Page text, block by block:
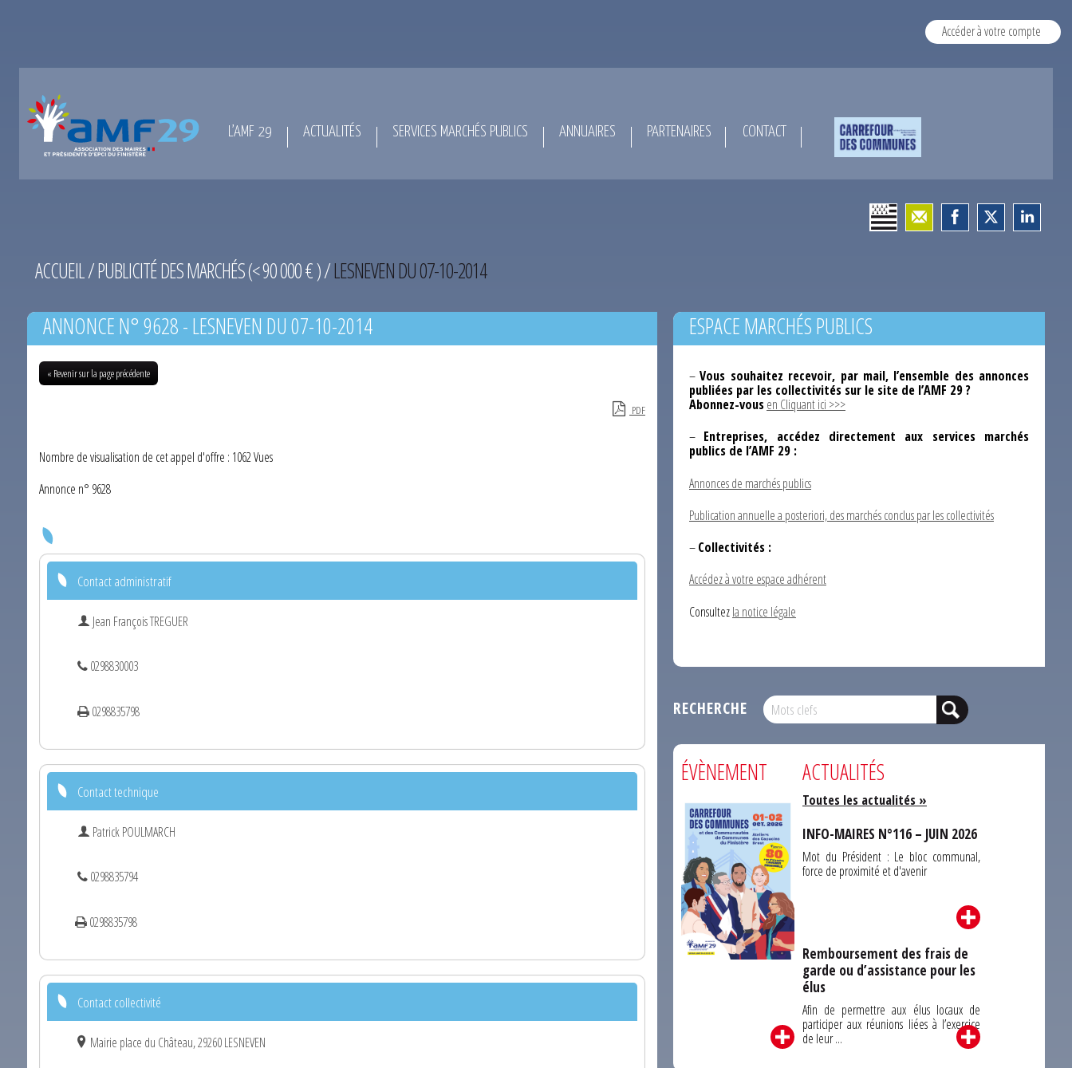
Accéder à votre compte
L’AMF 29 ACTUALITÉS SERVICES MARCHÉS PUBLICS ANNUAIRES PARTENAIRES CONTACT
ACCUEIL/PUBLICITÉ DES MARCHÉS (< 90 000 € )/LESNEVEN DU 07-10-2014
ANNONCE N° 9628 - LESNEVEN DU 07-10-2014
« Revenir sur la page précédente
PDF
Nombre de visualisation de cet appel d'offre : 1062 Vues
Annonce n° 9628
Contact administratif
Jean François TREGUER
0298830003
0298835798
Contact technique
Patrick POULMARCH
0298835794
0298835798
Contact collectivité
Mairie place du Château, 29260 LESNEVEN
ESPACE MARCHÉS PUBLICS
–Vous souhaitez recevoir, par mail, l’ensemble des annonces
publiées par les collectivités sur le site de l’AMF 29 ?
Abonnez-vousen Cliquant ici >>>
– Entreprises, accédez directement aux services marchés
publics de l’AMF 29 :
Annonces de marchés publics
Publication annuelle a posteriori, des marchés conclus par les collectivités
–Collectivités :
Accédez à votre espace adhérent
Consultezla notice légale
RECHERCHE
ÉVÈNEMENT ACTUALITÉS
Toutes les actualités »
INFO-MAIRES N°116 – JUIN 2026
Mot du Président : Le bloc communal,
force de proximité et d'avenir
Remboursement des frais de
garde ou d’assistance pour les
élus
Afin de permettre aux élus locaux de
participer aux réunions liées à l’exercice
de leur ...